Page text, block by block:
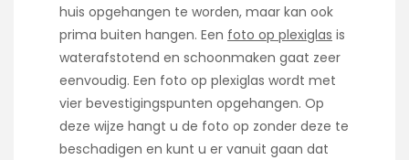
huis opgehangen te worden, maar kan ook
prima buiten hangen. Een foto op plexiglas is
waterafstotend en schoonmaken gaat zeer
eenvoudig. Een foto op plexiglas wordt met
vier bevestigingspunten opgehangen. Op
deze wijze hangt u de foto op zonder deze te
beschadigen en kunt u er vanuit gaan dat